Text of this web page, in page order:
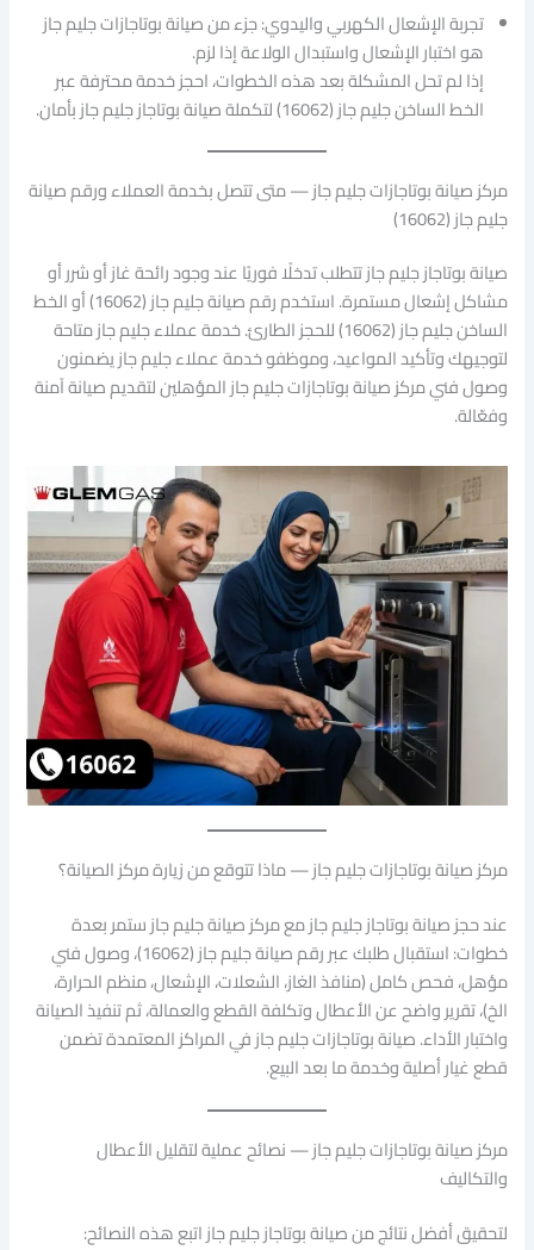
تجربة الإشعال الكهربي واليدوي: جزء من صيانة بوتاجازات جليم جاز
هو اختبار الإشعال واستبدال الولاعة إذا لزم.
إذا لم تحل المشكلة بعد هذه الخطوات، احجز خدمة محترفة عبر
الخط الساخن جليم جاز (16062) لتكملة صيانة بوتاجاز جليم جاز بأمان.
مركز صيانة بوتاجازات جليم جاز — متى تتصل بخدمة العملاء ورقم صيانة
جليم جاز (16062)
صيانة بوتاجاز جليم جاز تتطلب تدخلًا فوريًا عند وجود رائحة غاز أو شرر أو
مشاكل إشعال مستمرة. استخدم رقم صيانة جليم جاز (16062) أو الخط
الساخن جليم جاز (16062) للحجز الطارئ. خدمة عملاء جليم جاز متاحة
لتوجيهك وتأكيد المواعيد، وموظفو خدمة عملاء جليم جاز يضمنون
وصول فني مركز صيانة بوتاجازات جليم جاز المؤهلين لتقديم صيانة آمنة
وفعّالة.
مركز صيانة بوتاجازات جليم جاز — ماذا تتوقع من زيارة مركز الصيانة؟
عند حجز صيانة بوتاجاز جليم جاز مع مركز صيانة جليم جاز ستمر بعدة
خطوات: استقبال طلبك عبر رقم صيانة جليم جاز (16062)، وصول فني
مؤهل، فحص كامل (منافذ الغاز، الشعلات، الإشعال، منظم الحرارة،
الخ)، تقرير واضح عن الأعطال وتكلفة القطع والعمالة، ثم تنفيذ الصيانة
واختبار الأداء. صيانة بوتاجازات جليم جاز في المراكز المعتمدة تضمن
قطع غيار أصلية وخدمة ما بعد البيع.
مركز صيانة بوتاجازات جليم جاز — نصائح عملية لتقليل الأعطال
والتكاليف
لتحقيق أفضل نتائج من صيانة بوتاجاز جليم جاز اتبع هذه النصائح: